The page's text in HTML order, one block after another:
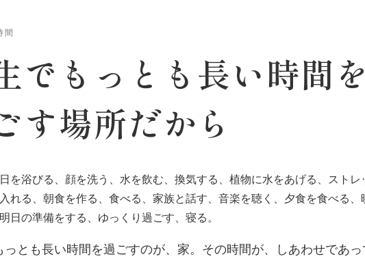
間
でもっとも 長い時間
す場所だから
を浴びる、顔を洗う、水を飲む、換気する、植物に水をあげる、スト
れる、朝食を作る、食べる、家族と話す、音楽を聴く、夕食を食べる、
日の準備をする、ゆっくり過ごす、寝る。
っとも長い時間を過ごすのが、家。その時間が、しあわせであ